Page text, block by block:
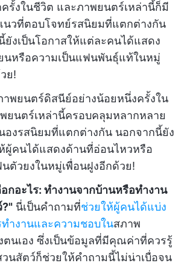
รั้งในชีวิต และภาพยนตร์เหล่านี้ก็มี
นวที่ตอบโจทย์รสนิยมที่แตกต่างกัน
ยังเป็นโอกาสให้แต่ละคนได้แสดง
นหรือความเป็นแฟนพันธุ์แท้ในหมู่
ย!
พยนตร์ดิสนีย์อย่างน้อยหนึ่งครั้งใน
ยนตร์เหล่านี้ครอบคลุมหลากหลาย
องรสนิยมที่แตกต่างกัน นอกจากนี้ยัง
ผู้คนได้แสดงด้านที่อ่อนไหวหรือ
ตัวยงในหมู่เพื่อนฝูงอีกด้วย!
กอะไร: ทำงานจากบ้านหรือทำงาน
นี่เป็นคำถามที่ช่วยให้ผู้คนได้แบ่ง
ำงานและความชอบในสภาพ
นเอง ซึ่งเป็นข้อมูลที่มีคุณค่าที่ควรรู้
นสัตว์ก็ช่วยให้คำถามนี้ไม่น่าเบื่อจน